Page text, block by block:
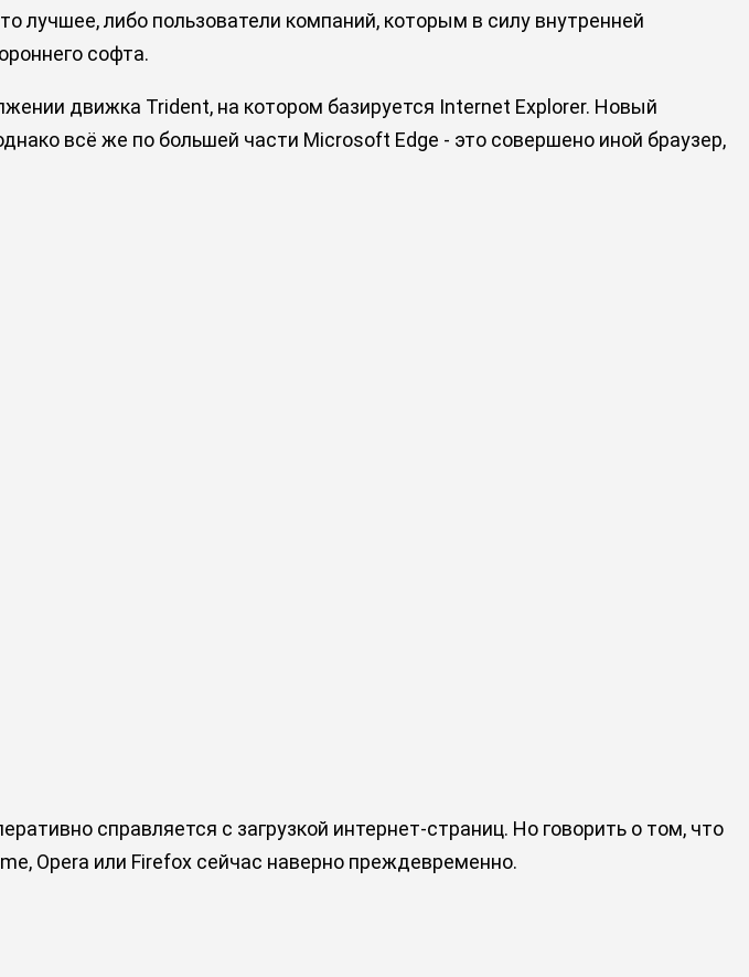
лучшее, либо пользователи компаний, которым в силу внутренней
софта.
движка Trident, на котором базируется Internet Explorer. Новый
всё же по большей части Microsoft Edge - это совершено иной браузер,
справляется с загрузкой интернет-страниц. Но говорить о том, что
Opera или Firefox сейчас наверно преждевременно.